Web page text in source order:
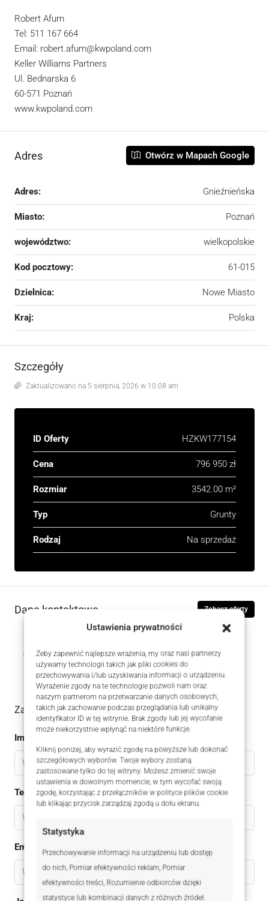
Ustawienia prywatności
Żeby zapewnić najlepsze wrażenia, my oraz nasi partnerzy
używamy technologii takich jak pliki cookies do
przechowywania i/lub uzyskiwania informacji o urządzeniu.
Wyrażenie zgody na te technologie pozwoli nam oraz
naszym partnerom na przetwarzanie danych osobowych,
takich jak zachowanie podczas przeglądania lub unikalny
identyfikator ID w tej witrynie. Brak zgody lub jej wycofanie
może niekorzystnie wpłynąć na niektóre funkcje.
Kliknij poniżej, aby wyrazić zgodę na powyższe lub dokonać
szczegółowych wyborów. Twoje wybory zostaną
zastosowane tylko do tej witryny. Możesz zmienić swoje
ustawienia w dowolnym momencie, w tym wycofać swoją
zgodę, korzystając z przełączników w polityce plików cookie
lub klikając przycisk zarządzaj zgodą u dołu ekranu.
Statystyka
Przechowywanie informacji na urządzeniu lub dostęp
do nich, Pomiar efektywności reklam, Pomiar
efektywności treści, Rozumienie odbiorców dzięki
statystyce lub kombinacji danych z różnych źródeł.
Robert Afum
Tel: 511 167 664
Email: robert.afum@kwpoland.com
Keller Williams Partners
Ul. Bednarska 6
60-571 Poznań
www.kwpoland.com
Adres Otwórz w Mapach Google
Adres: Gnieźnieńska
Miasto: Poznań
województwo: wielkopolskie
Kod pocztowy: 61-015
Dzielnica: Nowe Miasto
Kraj: Polska
Szczegóły
Zaktualizowano na 5 sierpnia, 2026 w 10:08 am
ID Oferty HZKW177154
Cena 796 950 zł
Rozmiar 3542.00 m²
Typ Grunty
Rodzaj Na sprzedaż
Dane kontaktowe Zobacz oferty
Robert Afum
+48 511 167 664
Zadaj pytanie do oferty
Imię
Telefon
Email